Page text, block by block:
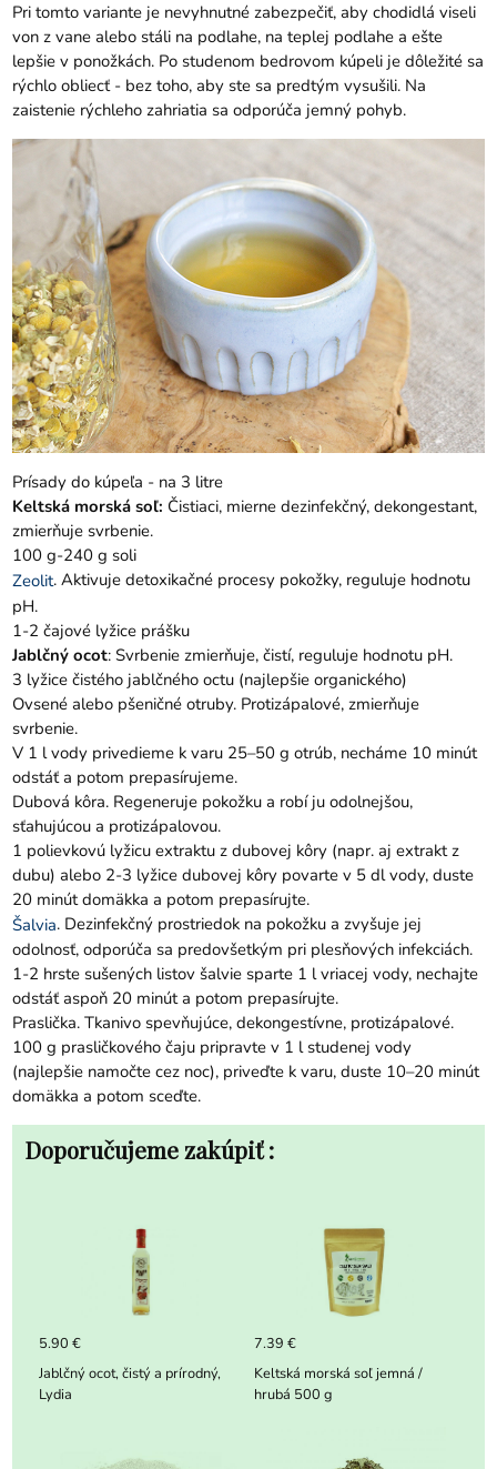
Pri tomto variante je nevyhnutné zabezpečiť, aby chodidlá viseli
von z vane alebo stáli na podlahe, na teplej podlahe a ešte
lepšie v ponožkách. Po studenom bedrovom kúpeli je dôležité sa
rýchlo obliecť - bez toho, aby ste sa predtým vysušili. Na
zaistenie rýchleho zahriatia sa odporúča jemný pohyb.
Prísady do kúpeľa - na 3 litre
Keltská morská soľ: Čistiaci, mierne dezinfekčný, dekongestant,
zmierňuje svrbenie.
100 g-240 g soli
Zeolit. Aktivuje detoxikačné procesy pokožky, reguluje hodnotu
pH.
1-2 čajové lyžice prášku
Jablčný ocot: Svrbenie zmierňuje, čistí, reguluje hodnotu pH.
3 lyžice čistého jablčného octu (najlepšie organického)
Ovsené alebo pšeničné otruby. Protizápalové, zmierňuje
svrbenie.
V 1 l vody privedieme k varu 25–50 g otrúb, necháme 10 minút
odstáť a potom prepasírujeme.
Dubová kôra. Regeneruje pokožku a robí ju odolnejšou,
sťahujúcou a protizápalovou.
1 polievkovú lyžicu extraktu z dubovej kôry (napr. aj extrakt z
dubu) alebo 2-3 lyžice dubovej kôry povarte v 5 dl vody, duste
20 minút domäkka a potom prepasírujte.
Šalvia. Dezinfekčný prostriedok na pokožku a zvyšuje jej
odolnosť, odporúča sa predovšetkým pri plesňových infekciách.
1-2 hrste sušených listov šalvie sparte 1 l vriacej vody, nechajte
odstáť aspoň 20 minút a potom prepasírujte.
Praslička. Tkanivo spevňujúce, dekongestívne, protizápalové.
100 g prasličkového čaju pripravte v 1 l studenej vody
(najlepšie namočte cez noc), priveďte k varu, duste 10–20 minút
domäkka a potom sceďte.
Doporučujeme zakúpiť :
5.90 €
Jablčný ocot, čistý a prírodný,
Lydia
7.39 €
Keltská morská soľ jemná /
hrubá 500 g